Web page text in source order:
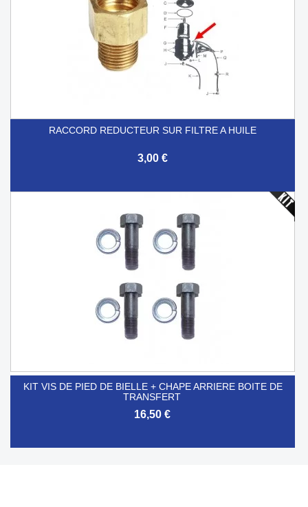
RACCORD REDUCTEUR SUR FILTRE A HUILE
3,00 €
KIT VIS DE PIED DE BIELLE + CHAPE ARRIERE BOITE DE
TRANSFERT
16,50 €